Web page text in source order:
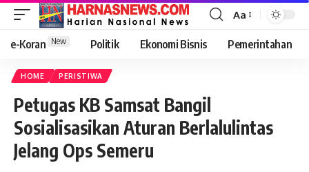
Aa
e-Koran New Politik Ekonomi Bisnis Pemerintahan
HOME PERISTIWA
Petugas KB Samsat Bangil
Sosialisasikan Aturan Berlalulintas
Jelang Ops Semeru